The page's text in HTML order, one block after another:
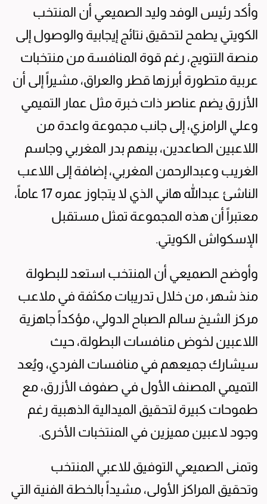
وأكد رئيس الوفد وليد الصميعي أن المنتخب
الكويتي يطمح لتحقيق نتائج إيجابية والوصول إلى
منصة التتويج، رغم قوة المنافسة من منتخبات
عربية متطورة أبرزها قطر والعراق، مشيراً إلى أن
الأزرق يضم عناصر ذات خبرة مثل عمار التميمي
وعلي الرامزي، إلى جانب مجموعة واعدة من
اللاعبين الصاعدين، بينهم بدر المغربي وجاسم
الغريب وعبدالرحمن المغربي، إضافة إلى اللاعب
الناشئ عبدالله هاني الذي لا يتجاوز عمره 17 عاماً،
معتبراً أن هذه المجموعة تمثل مستقبل
الإسكواش الكويتي.
وأوضح الصميعي أن المنتخب استعد للبطولة
منذ شهر، من خلال تدريبات مكثفة في ملاعب
مركز الشيخ سالم الصباح الدولي، مؤكداً جاهزية
اللاعبين لخوض منافسات البطولة، حيث
سيشارك جميعهم في منافسات الفردي، ويُعد
التميمي المصنف الأول في صفوف الأزرق، مع
طموحات كبيرة لتحقيق الميدالية الذهبية رغم
وجود لاعبين مميزين في المنتخبات الأخرى.
وتمنى الصميعي التوفيق للاعبي المنتخب
وتحقيق المراكز الأولى، مشيداً بالخطة الفنية التي